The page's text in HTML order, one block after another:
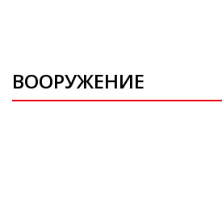
ВООРУЖЕНИЕ